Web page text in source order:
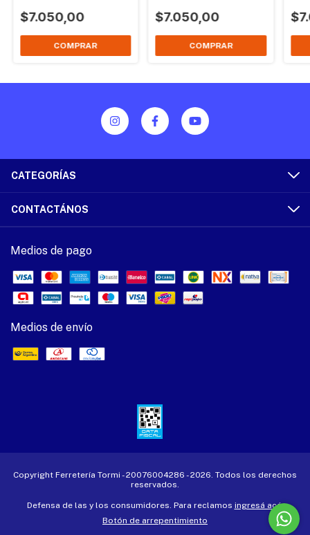
$7.050,00 $7.050,00
CATEGORÍAS
CONTACTÁNOS
Medios de pago
Medios de envío
Copyright Ferretería Tormi - 20076004286 - 2026. Todos los derechos
reservados.
Defensa de las y los consumidores. Para reclamos ingresá acá.
Botón de arrepentimiento